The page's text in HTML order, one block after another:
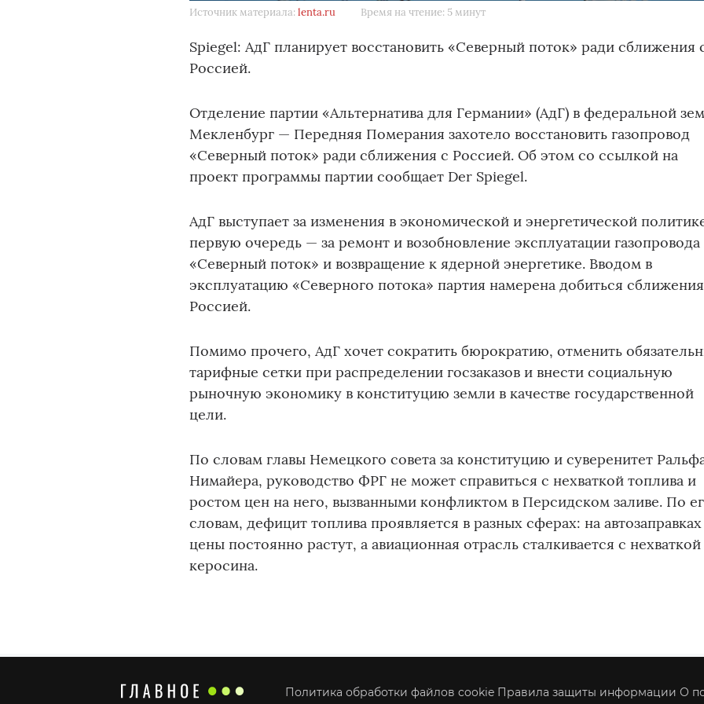
Источник материала:lenta.ru Время на чтение: 5 минут
Spiegel: АдГ планирует восстановить «Северный поток» ради сближения
Россией.
Отделение партии «Альтернатива для Германии» (АдГ) в федеральной
Мекленбург — Передняя Померания захотело восстановить газопровод
«Северный поток» ради сближения с Россией. Об этом со ссылкой на
проект программы партии сообщает Der Spiegel.
АдГ выступает за изменения в экономической и энергетической
первую очередь — за ремонт и возобновление эксплуатации газопровода
«Северный поток» и возвращение к ядерной энергетике. Вводом в
эксплуатацию «Северного потока» партия намерена добиться
Россией.
Помимо прочего, АдГ хочет сократить бюрократию, отменить
тарифные сетки при распределении госзаказов и внести социальную
рыночную экономику в конституцию земли в качестве государственной
цели.
По словам главы Немецкого совета за конституцию и суверенитет
Нимайера, руководство ФРГ не может справиться с нехваткой топлива и
ростом цен на него, вызванными конфликтом в Персидском заливе. По
словам, дефицит топлива проявляется в разных сферах: на автозаправках
цены постоянно растут, а авиационная отрасль сталкивается с нехваткой
керосина.
Политика обработки файлов cookie Правила защиты информации О